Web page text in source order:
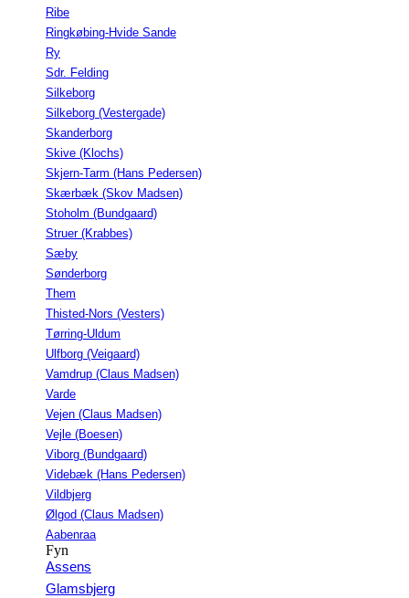
Ribe
Ringkøbing-Hvide Sande
Ry
Sdr. Felding
Silkeborg
Silkeborg (Vestergade)
Skanderborg
Skive (Klochs)
Skjern-Tarm (Hans Pedersen)
Skærbæk (Skov Madsen)
Stoholm (Bundgaard)
Struer (Krabbes)
Sæby
Sønderborg
Them
Thisted-Nors (Vesters)
Tørring-Uldum
Ulfborg (Veigaard)
Vamdrup (Claus Madsen)
Varde
Vejen (Claus Madsen)
Vejle (Boesen)
Viborg (Bundgaard)
Videbæk (Hans Pedersen)
Vildbjerg
Ølgod (Claus Madsen)
Aabenraa
Fyn
Assens
Glamsbjerg